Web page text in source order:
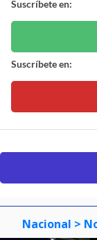
Suscríbete en:
Suscríbete en:
Nacional >